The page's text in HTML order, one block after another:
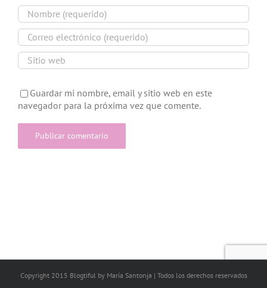
Guardar mi nombre, email y sitio web en este
navegador para la próxima vez que comente.
Copyright 2015 Blogtiful by María Santonja | Todos los derechos reservados